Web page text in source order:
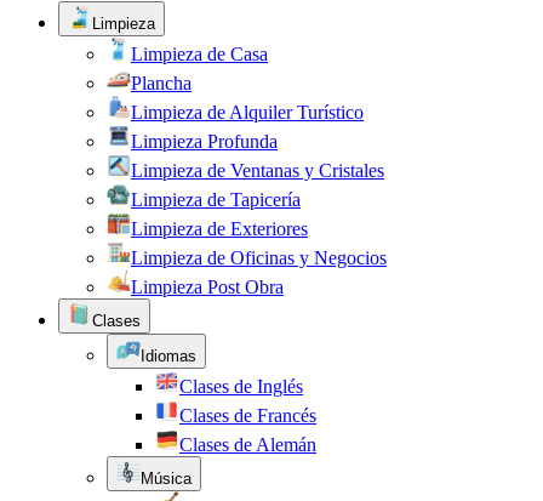
Limpieza
Limpieza de Casa
Plancha
Limpieza de Alquiler Turístico
Limpieza Profunda
Limpieza de Ventanas y Cristales
Limpieza de Tapicería
Limpieza de Exteriores
Limpieza de Oficinas y Negocios
Limpieza Post Obra
Clases
Idiomas
Clases de Inglés
Clases de Francés
Clases de Alemán
Música